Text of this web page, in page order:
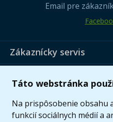
Táto webstránka
Na prispôsobenie obsahu
funkcií sociálnych médií a
Email pre
Zákaznícky servis